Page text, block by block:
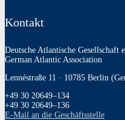
Kontakt
Deutsche Atlantische Gesellschaft
German Atlantic Association
Lennéstraße 11 · 10785 Berlin
+49 30 20649–134
+49 30 20649–136
E‑Mail an die Geschäftsstelle